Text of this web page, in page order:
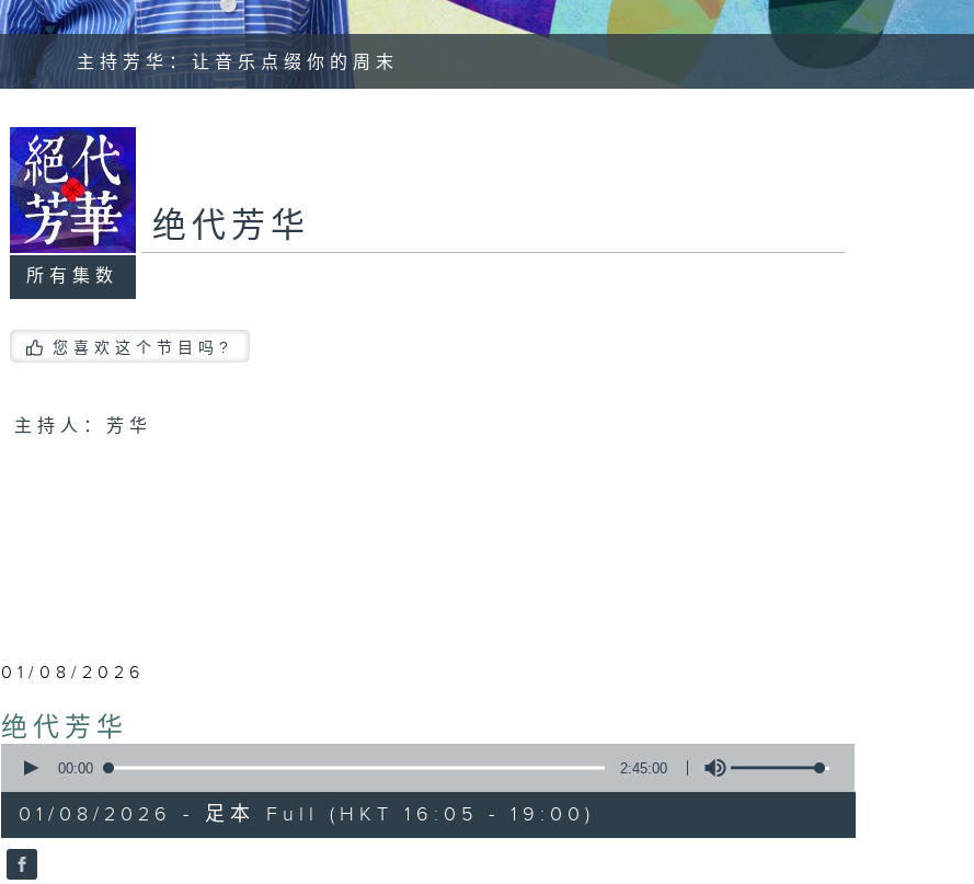
主持芳华：让音乐点缀你的周末
所有集数
绝代芳华
您喜欢这个节目吗?
主持人：芳华
01/08/2026
绝代芳华
seconds
hours,
45
minutes,
0
00:00 2:45:00
01/08/2026 - 足本 Full (HKT 16:05 - 19:00)